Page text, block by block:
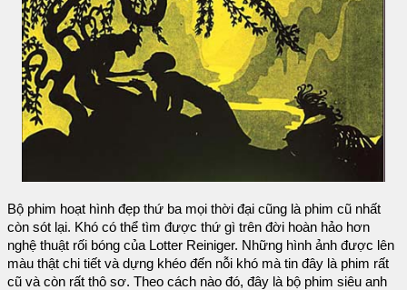
Bộ phim hoạt hình đẹp thứ ba mọi thời đại cũng là phim cũ nhất
còn sót lại. Khó có thể tìm được thứ gì trên đời hoàn hảo hơn
nghệ thuật rối bóng của Lotter Reiniger. Những hình ảnh được lên
màu thật chi tiết và dựng khéo đến nỗi khó mà tin đây là phim rất
cũ và còn rất thô sơ. Theo cách nào đó, đây là bộ phim siêu anh